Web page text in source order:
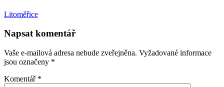
Litoměřice
Napsat komentář
Vaše e-mailová adresa nebude zveřejněna. Vyžadované informace
jsou označeny *
Komentář *